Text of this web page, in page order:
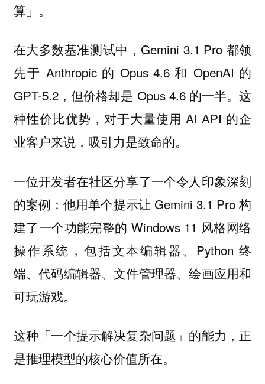
算」 。
在大多数基准测试中，Gemini 3.1 Pro 都领
先于 Anthropic 的 Opus 4.6 和 OpenAI 的
GPT-5.2，但价格却是 Opus 4.6 的一半。这
种性价比优势，对于大量使用 AI API 的企
业客户来说，吸引力是致命的。
一位开发者在社区分享了一个令人印象深刻
的案例：他用单个提示让 Gemini 3.1 Pro 构
建了一个功能完整的 Windows 11 风格网络
操作系统，包括文本编辑器、Python 终
端、代码编辑器、文件管理器、绘画应用和
可玩游戏。
这种「一个提示解决复杂问题」的能力，正
是推理模型的核心价值所在。